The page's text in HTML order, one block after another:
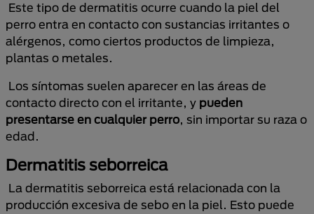
Este tipo de dermatitis ocurre cuando la piel del
perro entra en contacto con sustancias irritantes o
alérgenos, como ciertos productos de limpieza,
plantas o metales.
Los síntomas suelen aparecer en las áreas de
contacto directo con el irritante, y pueden
presentarse en cualquier perro, sin importar su raza o
edad.
Dermatitis seborreica
La dermatitis seborreica está relacionada con la
producción excesiva de sebo en la piel. Esto puede